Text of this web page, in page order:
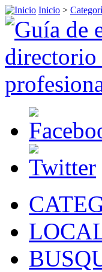
Inicio >